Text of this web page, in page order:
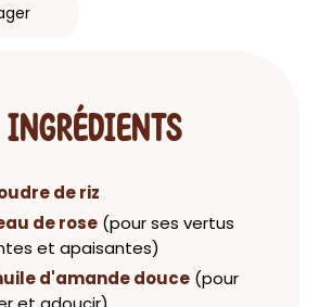
INGRÉDIENTS
de riz
de rose (pour ses vertus
et apaisantes)
d'amande douce (pour